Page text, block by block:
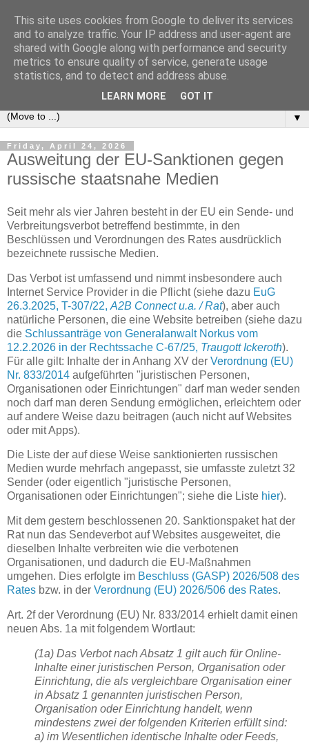
e-comm
Blog zum österreichischen und europäischen Recht der
elektronischen Kommunikationsnetze und -dienste
▼
Friday, April 24, 2026
Ausweitung der EU-Sanktionen gegen
russische staatsnahe Medien
Seit mehr als vier Jahren besteht in der EU ein Sende- und
Verbreitungsverbot betreffend bestimmte, in den
Beschlüssen und Verordnungen des Rates ausdrücklich
bezeichnete russische Medien.
Das Verbot ist umfassend und nimmt insbesondere auch
Internet Service Provider in die Pflicht (siehe dazu EuG
26.3.2025, T-307/22, A2B Connect u.a. / Rat), aber auch
natürliche Personen, die eine Website betreiben (siehe dazu
die Schlussanträge von Generalanwalt Norkus vom
12.2.2026 in der Rechtssache C‑67/25, Traugott Ickeroth).
Für alle gilt: Inhalte der in Anhang XV der Verordnung (EU)
Nr. 833/2014 aufgeführten "juristischen Personen,
Organisationen oder Einrichtungen" darf man weder senden
noch darf man deren Sendung ermöglichen, erleichtern oder
auf andere Weise dazu beitragen (auch nicht auf Websites
oder mit Apps).
Die Liste der auf diese Weise sanktionierten russischen
Medien wurde mehrfach angepasst, sie umfasste zuletzt 32
Sender (oder eigentlich "juristische Personen,
Organisationen oder Einrichtungen"; siehe die Liste hier).
Mit dem gestern beschlossenen 20. Sanktionspaket hat der
Rat nun das Sendeverbot auf Websites ausgeweitet, die
dieselben Inhalte verbreiten wie die verbotenen
Organisationen, und dadurch die EU-Maßnahmen
umgehen. Dies erfolgte im Beschluss (GASP) 2026/508 des
Rates bzw. in der Verordnung (EU) 2026/506 des Rates.
Art. 2f der Verordnung (EU) Nr. 833/2014 erhielt damit einen
neuen Abs. 1a mit folgendem Wortlaut:
(1a) Das Verbot nach Absatz 1 gilt auch für Online-
Inhalte einer juristischen Person, Organisation oder
Einrichtung, die als vergleichbare Organisation einer
in Absatz 1 genannten juristischen Person,
Organisation oder Einrichtung handelt, wenn
mindestens zwei der folgenden Kriterien erfüllt sind:
a) im Wesentlichen identische Inhalte oder Feeds,
This site uses cookies from Google to deliver its services
and to analyze traffic. Your IP address and user-agent are
shared with Google along with performance and security
metrics to ensure quality of service, generate usage
statistics, and to detect and address abuse.
LEARN MORE GOT IT